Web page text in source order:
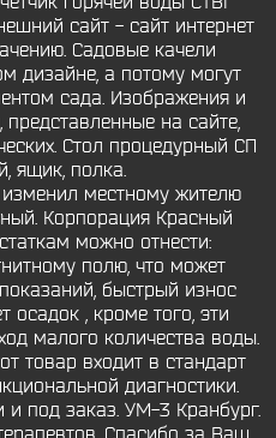
сайт - сайт интернет
Садовые качели
дизайне, а потому могут
сада. Изображения и
на сайте,
Стол процедурный СП
ящик, полка.
местному жителю
Корпорация Красный
можно отнести:
полю, что может
быстрый износ
осадок , кроме того, эти
малого количества воды.
товар входит в стандарт
диагностики.
и под заказ. УМ-3 Кранбург.